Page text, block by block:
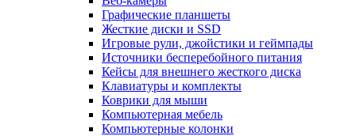
Графические планшеты
Жесткие диски и SSD
Игровые рули, джойстики и геймпады
Источники бесперебойного питания
Кейсы для внешнего жесткого диска
Клавиатуры и комплекты
Коврики для мыши
Компьютерная мебель
Компьютерные колонки